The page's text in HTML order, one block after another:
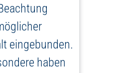
eingebunden.
haben